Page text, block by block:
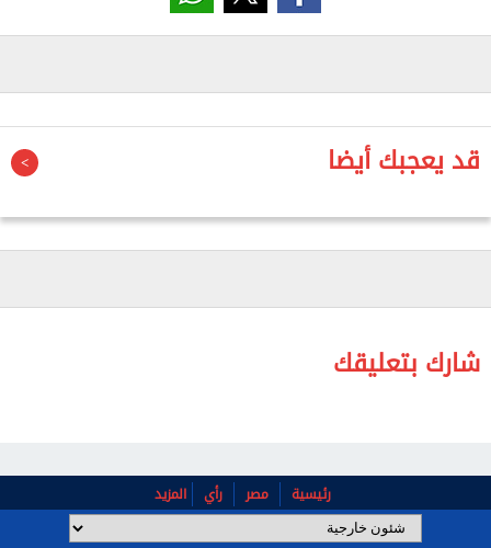
وأضافت أن القوات الإيرانية منعت قبل دقائق من سماع
قد يعجبك أيضا
شارك بتعليقك
رئيسية مصر رأي المزيد